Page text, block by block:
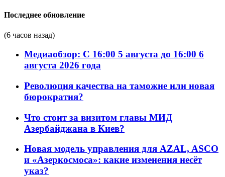
Последнее обновление
(6 часов назад)
Медиаобзор: С 16:00 5 августа до 16:00 6
августа 2026 года
Революция качества на таможне или новая
бюрократия?
Что стоит за визитом главы МИД
Азербайджана в Киев?
Новая модель управления для AZAL, ASCO
и «Азеркосмоса»: какие изменения несёт
указ?